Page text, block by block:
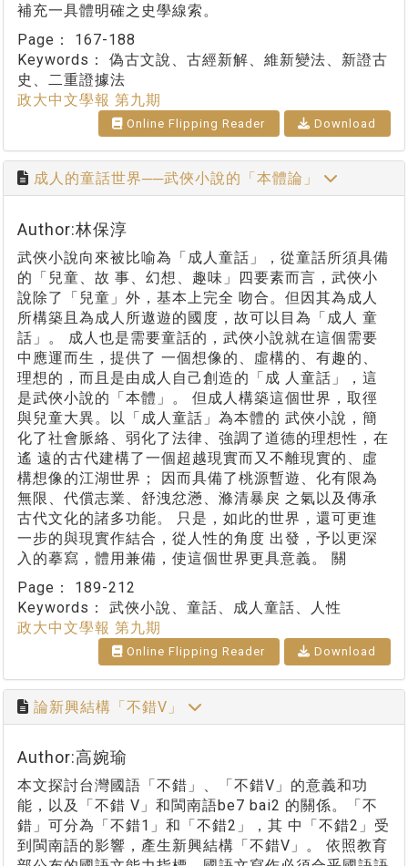
補充一具體明確之史學線索。
Page： 167-188
Keywords： 偽古文說、古經新解、維新變法、新證古
史、二重證據法
政大中文學報 第九期
Online Flipping Reader Download
成人的童話世界──武俠小說的「本體論」
Author:林保淳
武俠小說向來被比喻為「成人童話」，從童話所須具備
的「兒童、故 事、幻想、趣味」四要素而言，武俠小
說除了「兒童」外，基本上完全 吻合。但因其為成人
所構築且為成人所遨遊的國度，故可以目為「成人 童
話」。 成人也是需要童話的，武俠小說就在這個需要
中應運而生，提供了 一個想像的、虛構的、有趣的、
理想的，而且是由成人自己創造的「成 人童話」，這
是武俠小說的「本體」。 但成人構築這個世界，取徑
與兒童大異。以「成人童話」為本體的 武俠小說，簡
化了社會脈絡、弱化了法律、強調了道德的理想性，在
遙 遠的古代建構了一個超越現實而又不離現實的、虛
構想像的江湖世界； 因而具備了桃源暫遊、化有限為
無限、代償志業、舒洩忿懣、滌清暴戾 之氣以及傳承
古代文化的諸多功能。 只是，如此的世界，還可更進
一步的與現實作結合，從人性的角度 出發，予以更深
入的摹寫，體用兼備，使這個世界更具意義。 關
Page： 189-212
Keywords： 武俠小說、童話、成人童話、人性
政大中文學報 第九期
Online Flipping Reader Download
論新興結構「不錯V」
Author:高婉瑜
本文探討台灣國語「不錯」、「不錯V」的意義和功
能，以及「不錯 V」和閩南語be7 bai2 的關係。「不
錯」可分為「不錯1」和「不錯2」，其 中「不錯2」受
到閩南語的影響，產生新興結構「不錯V」。 依照教育